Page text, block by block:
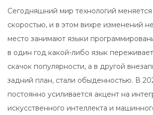
Сегодняшний мир технологий
скоростью, и в этом вихре изменений
место занимают языки
в один год какой-либо язык
скачок популярности, а в другой
задний план, стали обыденностью. В
постоянно усиливается акцент на
искусственного интеллекта и